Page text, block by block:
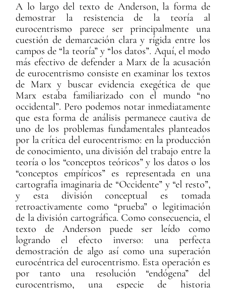
A lo largo del texto de Anderson, la forma de
demostrar la resistencia de la teoría al
eurocentrismo parece ser principalmente una
cuestión de demarcación clara y rígida entre los
campos de “la teoría” y “los datos”. Aquí, el modo
más efectivo de defender a Marx de la acusación
de eurocentrismo consiste en examinar los textos
de Marx y buscar evidencia exegética de que
Marx estaba familiarizado con el mundo “no
occidental”. Pero podemos notar inmediatamente
que esta forma de análisis permanece cautiva de
uno de los problemas fundamentales planteados
por la crítica del eurocentrismo: en la producción
de conocimiento, una división del trabajo entre la
teoría o los “conceptos teóricos” y los datos o los
“conceptos empíricos” es representada en una
cartografía imaginaria de “Occidente” y “el resto”,
y esta división conceptual es tomada
retroactivamente como “prueba” o legitimación
de la división cartográfica. Como consecuencia, el
texto de Anderson puede ser leído como
logrando el efecto inverso: una perfecta
demostración de algo así como una superación
eurocéntrica del eurocentrismo. Esta operación es
por tanto una resolución “endógena” del
eurocentrismo, una especie de historia